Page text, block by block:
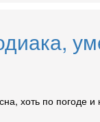
хоть по погоде